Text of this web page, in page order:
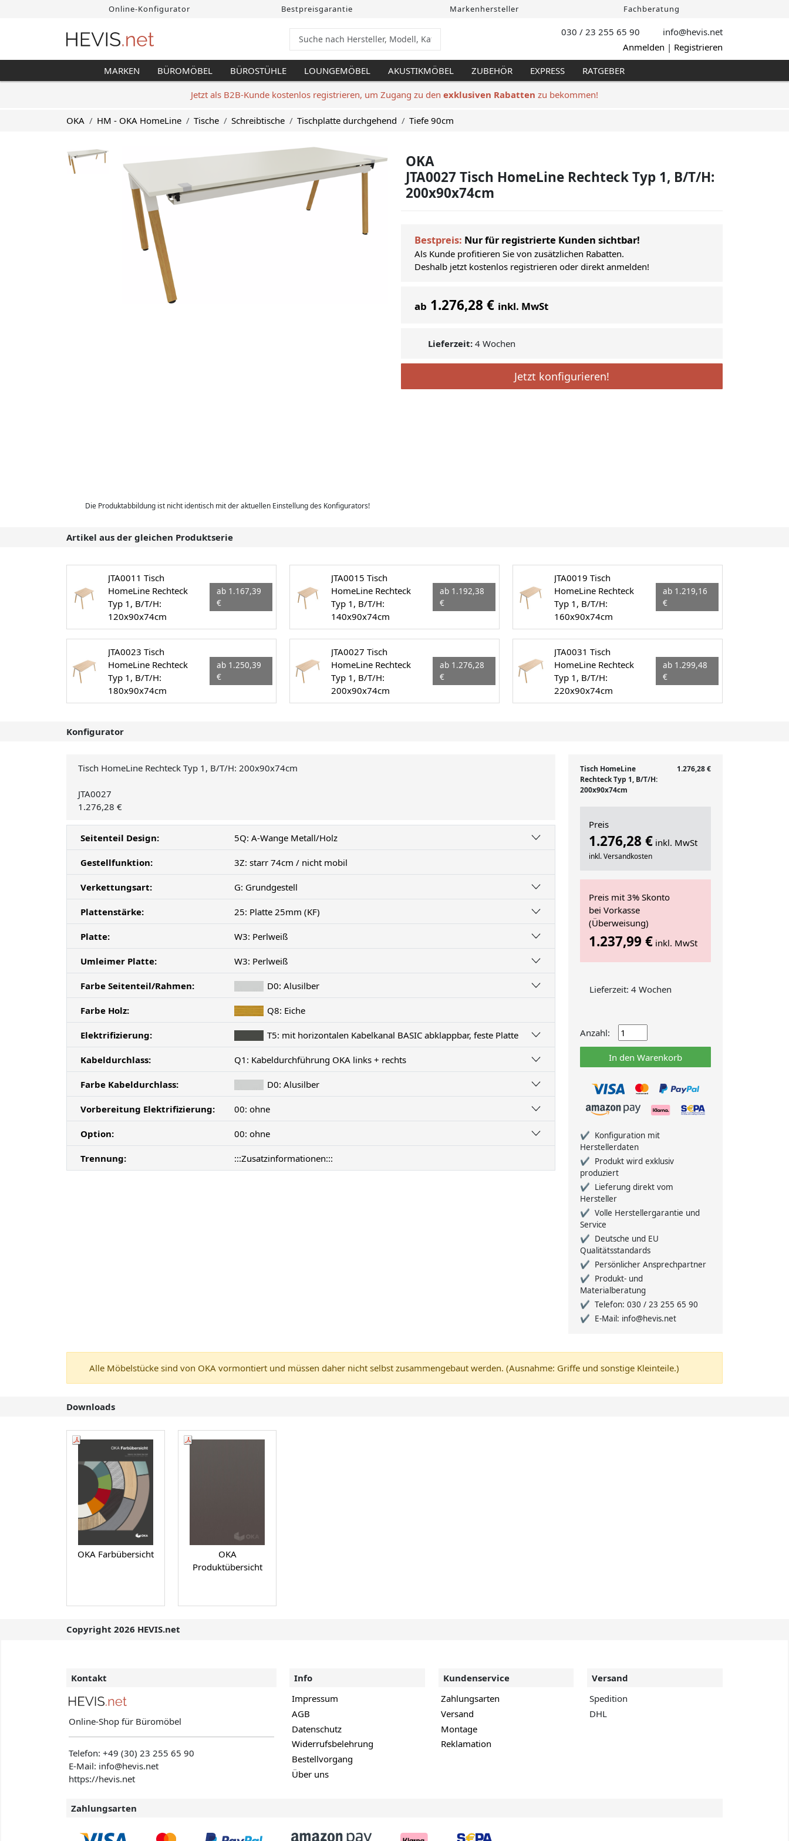
Online-Konfigurator Bestpreisgarantie Markenhersteller Fachberatung
030 / 23 255 65 90 info@hevis.net
Anmelden | Registrieren
MARKEN BÜROMÖBEL BÜROSTÜHLE LOUNGEMÖBEL AKUSTIKMÖBEL ZUBEHÖR EXPRESS RATGEBER
Jetzt als B2B-Kunde kostenlos registrieren, um Zugang zu den exklusiven Rabatten zu bekommen!
OKA HM - OKA HomeLine Tische Schreibtische Tischplatte durchgehend Tiefe 90cm
Die Produktabbildung ist nicht identisch mit der aktuellen Einstellung des Konfigurators!
OKA
JTA0027 Tisch HomeLine Rechteck Typ 1, B/T/H:
200x90x74cm
Bestpreis: Nur für registrierte Kunden sichtbar!
Als Kunde profitieren Sie von zusätzlichen Rabatten.
Deshalb jetzt kostenlos registrieren oder direkt anmelden!
ab 1.276,28 € inkl. MwSt
Lieferzeit: 4 Wochen
Jetzt konfigurieren!
Artikel aus der gleichen Produktserie
JTA0011 Tisch
HomeLine Rechteck
Typ 1, B/T/H:
120x90x74cm
ab 1.167,39
€
JTA0015 Tisch
HomeLine Rechteck
Typ 1, B/T/H:
140x90x74cm
ab 1.192,38
€
JTA0019 Tisch
HomeLine Rechteck
Typ 1, B/T/H:
160x90x74cm
ab 1.219,16
€
JTA0023 Tisch
HomeLine Rechteck
Typ 1, B/T/H:
180x90x74cm
ab 1.250,39
€
JTA0027 Tisch
HomeLine Rechteck
Typ 1, B/T/H:
200x90x74cm
ab 1.276,28
€
JTA0031 Tisch
HomeLine Rechteck
Typ 1, B/T/H:
220x90x74cm
ab 1.299,48
€
Konfigurator
Tisch HomeLine Rechteck Typ 1, B/T/H: 200x90x74cm
JTA0027
1.276,28 €
Seitenteil Design: 5Q: A-Wange Metall/Holz
Gestellfunktion: 3Z: starr 74cm / nicht mobil
Verkettungsart: G: Grundgestell
Plattenstärke: 25: Platte 25mm (KF)
Platte: W3: Perlweiß
Umleimer Platte: W3: Perlweiß
Farbe Seitenteil/Rahmen: D0: Alusilber
Farbe Holz: Q8: Eiche
Elektrifizierung: T5: mit horizontalen Kabelkanal BASIC abklappbar, feste Platte
Kabeldurchlass: Q1: Kabeldurchführung OKA links + rechts
Farbe Kabeldurchlass: D0: Alusilber
Vorbereitung Elektrifizierung: 00: ohne
Option: 00: ohne
Trennung: :::Zusatzinformationen:::
Tisch HomeLine
Rechteck Typ 1, B/T/H:
200x90x74cm
1.276,28 €
Preis
1.276,28 € inkl. MwSt
inkl. Versandkosten
Preis mit 3% Skonto
bei Vorkasse
(Überweisung)
1.237,99 € inkl. MwSt
Lieferzeit: 4 Wochen
Anzahl:
In den Warenkorb
Konfiguration mit
Herstellerdaten
Produkt wird exklusiv
produziert
Lieferung direkt vom
Hersteller
Volle Herstellergarantie und
Service
Deutsche und EU
Qualitätsstandards
Persönlicher Ansprechpartner
Produkt- und
Materialberatung
Telefon: 030 / 23 255 65 90
E-Mail: info@hevis.net
Alle Möbelstücke sind von OKA vormontiert und müssen daher nicht selbst zusammengebaut werden. (Ausnahme: Griffe und sonstige Kleinteile.)
Downloads
OKA Farbübersicht
OKA
Produktübersicht
Copyright 2026 HEVIS.net
Kontakt
Online-Shop für Büromöbel
Telefon:+49 (30) 23 255 65 90
E-Mail: info@hevis.net
https://hevis.net
Info
Impressum
AGB
Datenschutz
Widerrufsbelehrung
Bestellvorgang
Über uns
Kundenservice
Zahlungsarten
Versand
Montage
Reklamation
Versand
Spedition
DHL
Zahlungsarten